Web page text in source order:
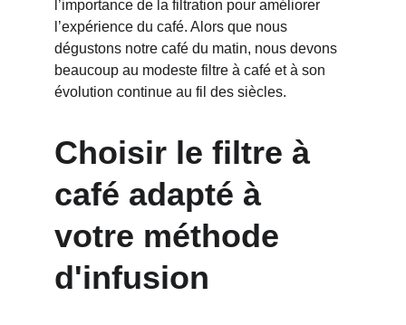
l’importance de la filtration pour améliorer
l’expérience du café. Alors que nous
dégustons notre café du matin, nous devons
beaucoup au modeste filtre à café et à son
évolution continue au fil des siècles.
Choisir le filtre à
café adapté à
votre méthode
d'infusion